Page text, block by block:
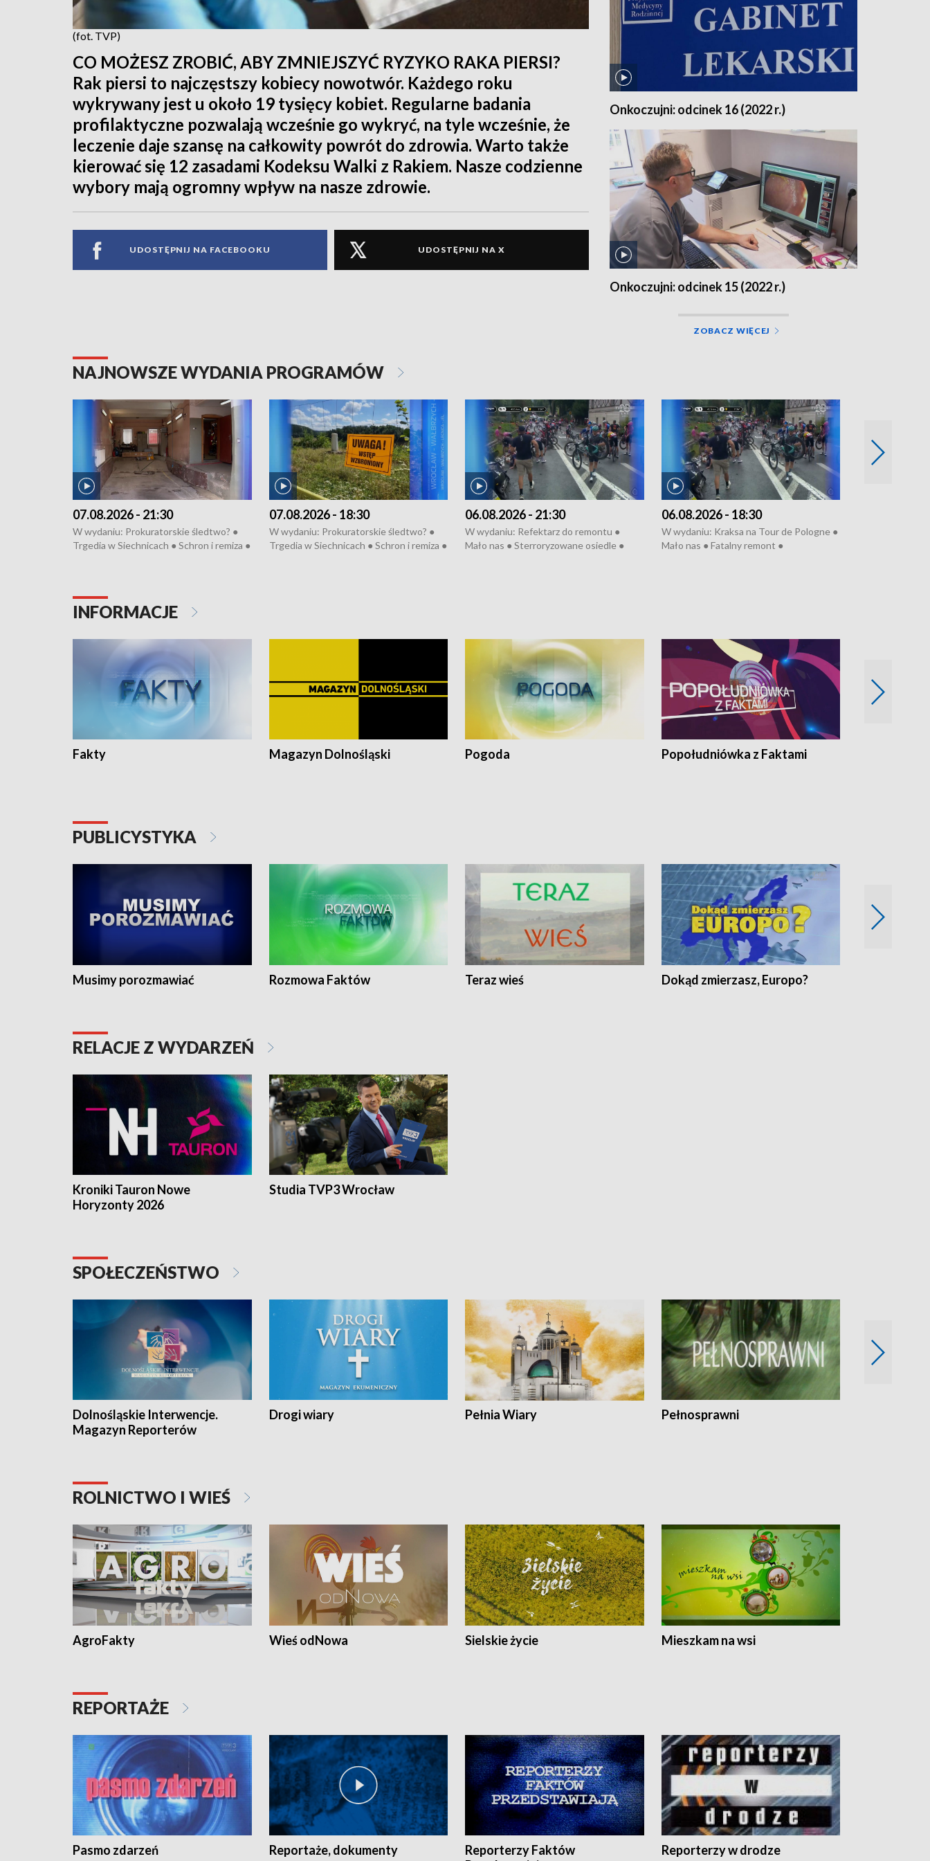
(fot. TVP)
CO MOŻESZ ZROBIĆ, ABY ZMNIEJSZYĆ RYZYKO RAKA PIERSI?
Rak piersi to najczęstszy kobiecy nowotwór. Każdego roku
wykrywany jest u około 19 tysięcy kobiet. Regularne badania
profilaktyczne pozwalają wcześnie go wykryć, na tyle wcześnie, że
leczenie daje szansę na całkowity powrót do zdrowia. Warto także
kierować się 12 zasadami Kodeksu Walki z Rakiem. Nasze codzienne
wybory mają ogromny wpływ na nasze zdrowie.
UDOSTĘPNIJ NA FACEBOOKU UDOSTĘPNIJ NA X
Onkoczujni: odcinek 16 (2022 r.)
Onkoczujni: odcinek 15 (2022 r.)
ZOBACZ WIĘCEJ
NAJNOWSZE WYDANIA PROGRAMÓW
07.08.2026 - 21:30
W wydaniu: Prokuratorskie śledtwo? ●
Trgedia w Siechnicach ● Schron i remiza ●
● Odbudowa po powodzi ● Filmowy
Lubomierz
07.08.2026 - 18:30
W wydaniu: Prokuratorskie śledtwo? ●
Trgedia w Siechnicach ● Schron i remiza ●
06.08.2026 - 21:30
W wydaniu: Refektarz do remontu ●
Mało nas ● Sterroryzowane osiedle ●
06.08.2026 - 18:30
W wydaniu: Kraksa na Tour de Pologne ●
Mało nas ● Fatalny remont ●
INFORMACJE
Fakty Magazyn Dolnośląski Pogoda Popołudniówka z Faktami
PUBLICYSTYKA
Musimy porozmawiać Rozmowa Faktów Teraz wieś Dokąd zmierzasz, Europo?
RELACJE Z WYDARZEŃ
Kroniki Tauron Nowe
Horyzonty 2026
Studia TVP3 Wrocław
SPOŁECZEŃSTWO
Dolnośląskie Interwencje.
Magazyn Reporterów
Drogi wiary Pełnia Wiary Pełnosprawni
ROLNICTWO I WIEŚ
AgroFakty Wieś odNowa Sielskie życie Mieszkam na wsi
REPORTAŻE
Pasmo zdarzeń Reportaże, dokumenty
Reporterzy Faktów
Reporterzy w drodze